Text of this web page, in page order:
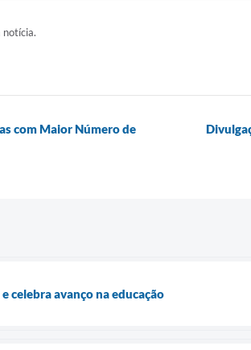
notícia.
com Maior Número de
celebra avanço na educação